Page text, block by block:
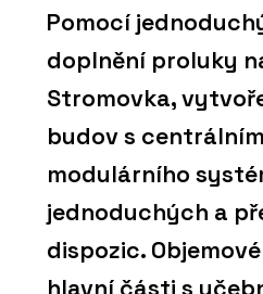
Pomocí
doplnění proluky
Stromovka,
budov s
modulárního
jednoduchých a
dispozic.
hlavní části s